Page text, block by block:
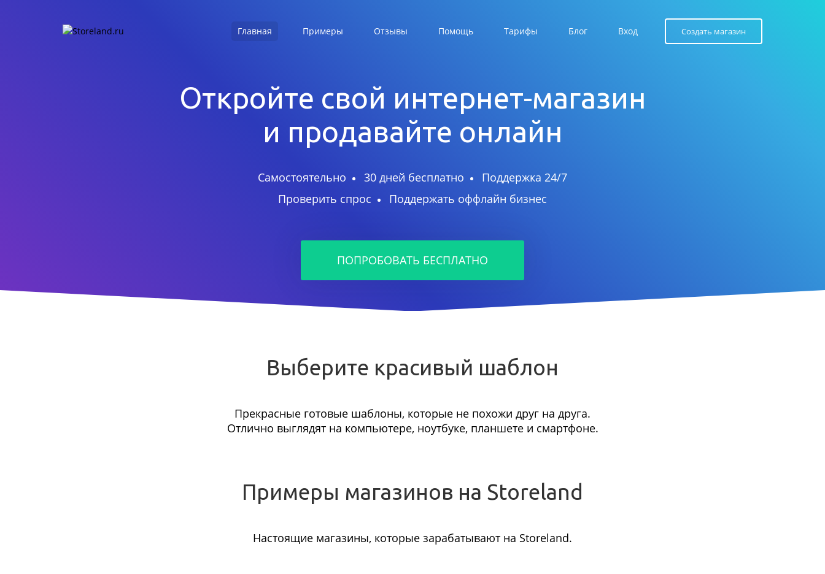
Главная Примеры Отзывы Помощь Тарифы Блог Вход Создать магазин
Откройте свой интернет-магазин
и продавайте онлайн
Самостоятельно 30 дней бесплатно
Поддержка 24/7
Проверить спрос
Поддержать оффлайн бизнес
ПОПРОБОВАТЬ БЕСПЛАТНО
Выберите красивый шаблон
Прекрасные готовые шаблоны, которые не похожи друг на друга.
Отлично выглядят на компьютере, ноутбуке, планшете и смартфоне.
Примеры магазинов на Storeland
Настоящие магазины, которые зарабатывают на Storeland.